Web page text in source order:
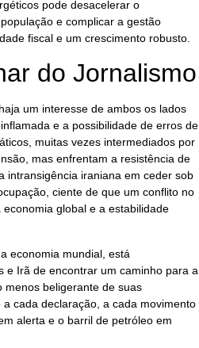
pode desacelerar o
e complicar a gestão
fiscal e um crescimento robusto.
do Jornalismo
um interesse de ambos os lados
e a possibilidade de erros de
muitas vezes intermediados por
mas enfrentam a resistência de
intransigência iraniana em ceder sob
ciente de que um conflito no
global e a estabilidade
economia mundial, está
e Irã de encontrar um caminho para a
menos beligerante de suas
cada declaração, a cada movimento
alerta e o barril de petróleo em